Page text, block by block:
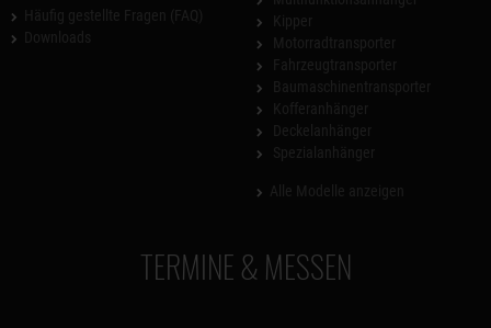
TERMINE & MESSEN